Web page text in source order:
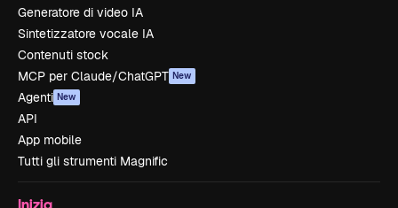
Generatore di video IA
Sintetizzatore vocale IA
Contenuti stock
MCP per Claude/ChatGPT New
Agenti New
API
App mobile
Tutti gli strumenti Magnific
Inizia